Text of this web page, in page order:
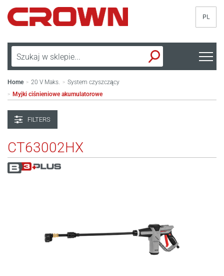
PL
Home > 20 V Maks. > System czyszczący
> Myjki ciśnieniowe akumulatorowe
FILTERS
CT63002HX